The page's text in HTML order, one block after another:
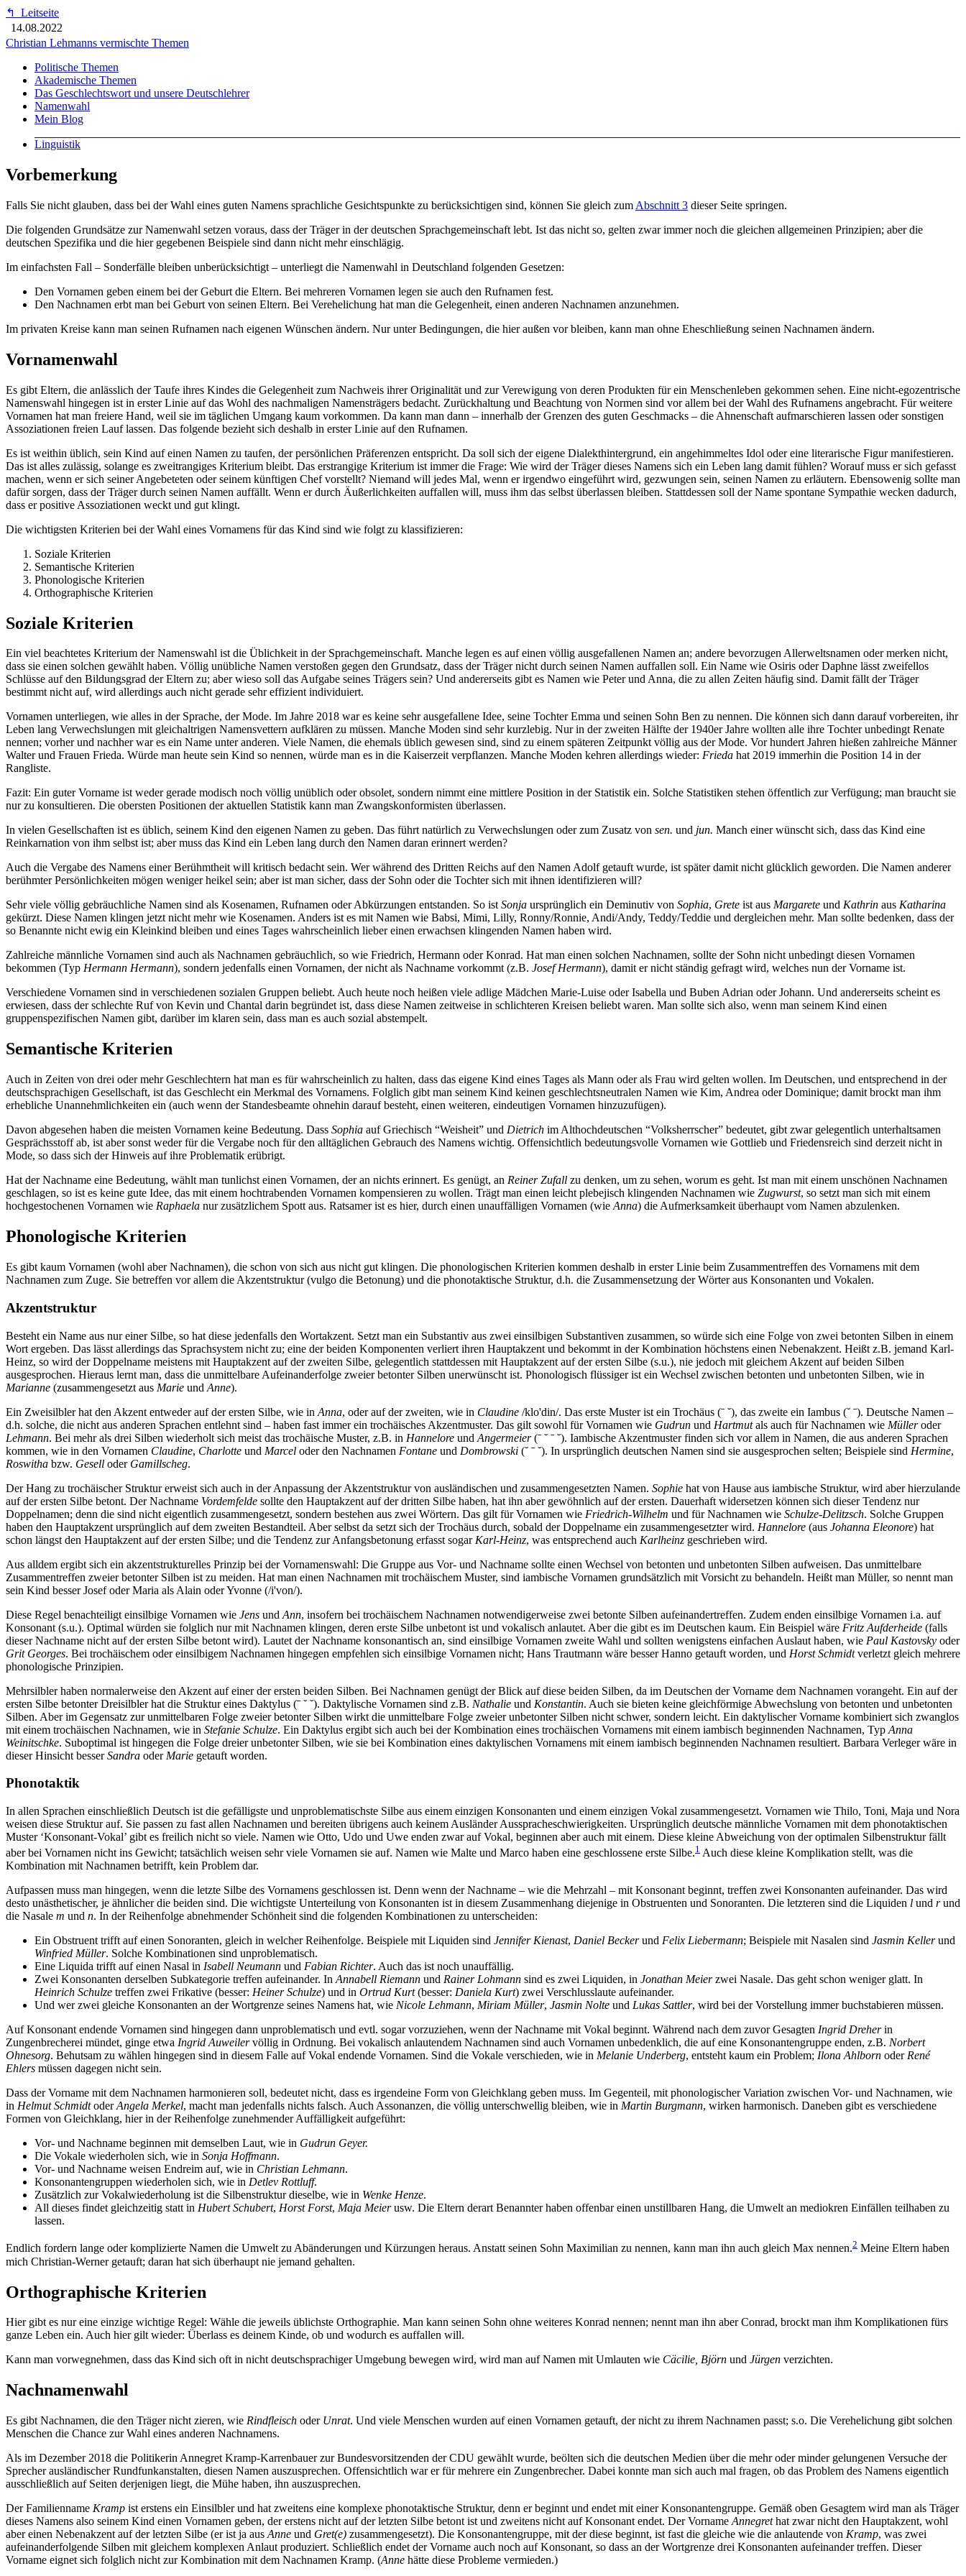
↰
Leitseite
14.08.2022
Christian Lehmanns vermischte Themen
Politische Themen
Akademische Themen
Das Geschlechtswort und unsere Deutschlehrer
Namenwahl
Mein Blog
Linguistik
Vorbemerkung
Falls Sie nicht glauben, dass bei der Wahl eines guten Namens sprachliche Gesichtspunkte zu berücksichtigen sind, können Sie gleich zum Abschnitt 3 dieser Seite springen.
Die folgenden Grundsätze zur Namenwahl setzen voraus, dass der Träger in der deutschen Sprachgemeinschaft lebt. Ist das nicht so, gelten zwar immer noch die gleichen allgemeinen Prinzipien; aber die
deutschen Spezifika und die hier gegebenen Beispiele sind dann nicht mehr einschlägig.
Im einfachsten Fall – Sonderfälle bleiben unberücksichtigt – unterliegt die Namenwahl in Deutschland folgenden Gesetzen:
Den Vornamen geben einem bei der Geburt die Eltern. Bei mehreren Vornamen legen sie auch den Rufnamen fest.
Den Nachnamen erbt man bei Geburt von seinen Eltern. Bei Verehelichung hat man die Gelegenheit, einen anderen Nachnamen anzunehmen.
Im privaten Kreise kann man seinen Rufnamen nach eigenen Wünschen ändern. Nur unter Bedingungen, die hier außen vor bleiben, kann man ohne Eheschließung seinen Nachnamen ändern.
Vornamenwahl
Es gibt Eltern, die anlässlich der Taufe ihres Kindes die Gelegenheit zum Nachweis ihrer Originalität und zur Verewigung von deren Produkten für ein Menschenleben gekommen sehen. Eine nicht-egozentrische
Namenswahl hingegen ist in erster Linie auf das Wohl des nachmaligen Namensträgers bedacht. Zurückhaltung und Beachtung von Normen sind vor allem bei der Wahl des Rufnamens angebracht. Für weitere
Vornamen hat man freiere Hand, weil sie im täglichen Umgang kaum vorkommen. Da kann man dann – innerhalb der Grenzen des guten Geschmacks – die Ahnenschaft aufmarschieren lassen oder sonstigen
Assoziationen freien Lauf lassen. Das folgende bezieht sich deshalb in erster Linie auf den Rufnamen.
Es ist weithin üblich, sein Kind auf einen Namen zu taufen, der persönlichen Präferenzen entspricht. Da soll sich der eigene Dialekthintergrund, ein angehimmeltes Idol oder eine literarische Figur manifestieren.
Das ist alles zulässig, solange es zweitrangiges Kriterium bleibt. Das erstrangige Kriterium ist immer die Frage: Wie wird der Träger dieses Namens sich ein Leben lang damit fühlen? Worauf muss er sich gefasst
machen, wenn er sich seiner Angebeteten oder seinem künftigen Chef vorstellt? Niemand will jedes Mal, wenn er irgendwo eingeführt wird, gezwungen sein, seinen Namen zu erläutern. Ebensowenig sollte man
dafür sorgen, dass der Träger durch seinen Namen auffällt. Wenn er durch Äußerlichkeiten auffallen will, muss ihm das selbst überlassen bleiben. Stattdessen soll der Name spontane Sympathie wecken dadurch,
dass er positive Assoziationen weckt und gut klingt.
Die wichtigsten Kriterien bei der Wahl eines Vornamens für das Kind sind wie folgt zu klassifizieren:
Soziale Kriterien
Semantische Kriterien
Phonologische Kriterien
Orthographische Kriterien
Soziale Kriterien
Ein viel beachtetes Kriterium der Namenswahl ist die Üblichkeit in der Sprachgemeinschaft. Manche legen es auf einen völlig ausgefallenen Namen an; andere bevorzugen Allerweltsnamen oder merken nicht,
dass sie einen solchen gewählt haben. Völlig unübliche Namen verstoßen gegen den Grundsatz, dass der Träger nicht durch seinen Namen auffallen soll. Ein Name wie Osiris oder Daphne lässt zweifellos
Schlüsse auf den Bildungsgrad der Eltern zu; aber wieso soll das Aufgabe seines Trägers sein? Und andererseits gibt es Namen wie Peter und Anna, die zu allen Zeiten häufig sind. Damit fällt der Träger
bestimmt nicht auf, wird allerdings auch nicht gerade sehr effizient individuiert.
Vornamen unterliegen, wie alles in der Sprache, der Mode. Im Jahre 2018 war es keine sehr ausgefallene Idee, seine Tochter Emma und seinen Sohn Ben zu nennen. Die können sich dann darauf vorbereiten, ihr
Leben lang Verwechslungen mit gleichaltrigen Namensvettern aufklären zu müssen. Manche Moden sind sehr kurzlebig. Nur in der zweiten Hälfte der 1940er Jahre wollten alle ihre Tochter unbedingt Renate
nennen; vorher und nachher war es ein Name unter anderen. Viele Namen, die ehemals üblich gewesen sind, sind zu einem späteren Zeitpunkt völlig aus der Mode. Vor hundert Jahren hießen zahlreiche Männer
Walter und Frauen Frieda. Würde man heute sein Kind so nennen, würde man es in die Kaiserzeit verpflanzen. Manche Moden kehren allerdings wieder: Frieda hat 2019 immerhin die Position 14 in der
Rangliste.
Fazit: Ein guter Vorname ist weder gerade modisch noch völlig unüblich oder obsolet, sondern nimmt eine mittlere Position in der Statistik ein. Solche Statistiken stehen öffentlich zur Verfügung; man braucht sie
nur zu konsultieren. Die obersten Positionen der aktuellen Statistik kann man Zwangskonformisten überlassen.
In vielen Gesellschaften ist es üblich, seinem Kind den eigenen Namen zu geben. Das führt natürlich zu Verwechslungen oder zum Zusatz von sen. und jun. Manch einer wünscht sich, dass das Kind eine
Reinkarnation von ihm selbst ist; aber muss das Kind ein Leben lang durch den Namen daran erinnert werden?
Auch die Vergabe des Namens einer Berühmtheit will kritisch bedacht sein. Wer während des Dritten Reichs auf den Namen Adolf getauft wurde, ist später damit nicht glücklich geworden. Die Namen anderer
berühmter Persönlichkeiten mögen weniger heikel sein; aber ist man sicher, dass der Sohn oder die Tochter sich mit ihnen identifizieren will?
Sehr viele völlig gebräuchliche Namen sind als Kosenamen, Rufnamen oder Abkürzungen entstanden. So istSonja ursprünglich ein Deminutiv von Sophia, Grete ist aus Margarete und Kathrin aus Katharina
gekürzt. Diese Namen klingen jetzt nicht mehr wie Kosenamen. Anders ist es mit Namen wie Babsi, Mimi, Lilly, Ronny/Ronnie, Andi/Andy, Teddy/Teddie und dergleichen mehr. Man sollte bedenken, dass der
so Benannte nicht ewig ein Kleinkind bleiben und eines Tages wahrscheinlich lieber einen erwachsen klingenden Namen haben wird.
Zahlreiche männliche Vornamen sind auch als Nachnamen gebräuchlich, so wie Friedrich, Hermann oder Konrad. Hat man einen solchen Nachnamen, sollte der Sohn nicht unbedingt diesen Vornamen
bekommen (Typ Hermann Hermann), sondern jedenfalls einen Vornamen, der nicht als Nachname vorkommt (z.B. Josef Hermann), damit er nicht ständig gefragt wird, welches nun der Vorname ist.
Verschiedene Vornamen sind in verschiedenen sozialen Gruppen beliebt. Auch heute noch heißen viele adlige Mädchen Marie-Luise oder Isabella und Buben Adrian oder Johann. Und andererseits scheint es
erwiesen, dass der schlechte Ruf von Kevin und Chantal darin begründet ist, dass diese Namen zeitweise in schlichteren Kreisen beliebt waren. Man sollte sich also, wenn man seinem Kind einen
gruppenspezifischen Namen gibt, darüber im klaren sein, dass man es auch sozial abstempelt.
Semantische Kriterien
Auch in Zeiten von drei oder mehr Geschlechtern hat man es für wahrscheinlich zu halten, dass das eigene Kind eines Tages als Mann oder als Frau wird gelten wollen. Im Deutschen, und entsprechend in der
deutschsprachigen Gesellschaft, ist das Geschlecht ein Merkmal des Vornamens. Folglich gibt man seinem Kind keinen geschlechtsneutralen Namen wie Kim, Andrea oder Dominique; damit brockt man ihm
erhebliche Unannehmlichkeiten ein (auch wenn der Standesbeamte ohnehin darauf besteht, einen weiteren, eindeutigen Vornamen hinzuzufügen).
Davon abgesehen haben die meisten Vornamen keine Bedeutung. Dass Sophia auf Griechisch “Weisheit” und Dietrich im Althochdeutschen “Volksherrscher” bedeutet, gibt zwar gelegentlich unterhaltsamen
Gesprächsstoff ab, ist aber sonst weder für die Vergabe noch für den alltäglichen Gebrauch des Namens wichtig. Offensichtlich bedeutungsvolle Vornamen wie Gottlieb und Friedensreich sind derzeit nicht in
Mode, so dass sich der Hinweis auf ihre Problematik erübrigt.
Hat der Nachname eine Bedeutung, wählt man tunlichst einen Vornamen, der an nichts erinnert. Es genügt, an Reiner Zufall zu denken, um zu sehen, worum es geht. Ist man mit einem unschönen Nachnamen
geschlagen, so ist es keine gute Idee, das mit einem hochtrabenden Vornamen kompensieren zu wollen. Trägt man einen leicht plebejisch klingenden Nachnamen wie Zugwurst, so setzt man sich mit einem
hochgestochenen Vornamen wie Raphaela nur zusätzlichem Spott aus. Ratsamer ist es hier, durch einen unauffälligen Vornamen (wie Anna) die Aufmerksamkeit überhaupt vom Namen abzulenken.
Phonologische Kriterien
Es gibt kaum Vornamen (wohl aber Nachnamen), die schon von sich aus nicht gut klingen. Die phonologischen Kriterien kommen deshalb in erster Linie beim Zusammentreffen des Vornamens mit dem
Nachnamen zum Zuge. Sie betreffen vor allem die Akzentstruktur (vulgo die Betonung) und die phonotaktische Struktur, d.h. die Zusammensetzung der Wörter aus Konsonanten und Vokalen.
Akzentstruktur
Besteht ein Name aus nur einer Silbe, so hat diese jedenfalls den Wortakzent. Setzt man ein Substantiv aus zwei einsilbigen Substantiven zusammen, so würde sich eine Folge von zwei betonten Silben in einem
Wort ergeben. Das lässt allerdings das Sprachsystem nicht zu; eine der beiden Komponenten verliert ihren Hauptakzent und bekommt in der Kombination höchstens einen Nebenakzent. Heißt z.B. jemand Karl-
Heinz, so wird der Doppelname meistens mit Hauptakzent auf der zweiten Silbe, gelegentlich stattdessen mit Hauptakzent auf der ersten Silbe (s.u.), nie jedoch mit gleichem Akzent auf beiden Silben
ausgesprochen. Hieraus lernt man, dass die unmittelbare Aufeinanderfolge zweier betonter Silben unerwünscht ist. Phonologisch flüssiger ist ein Wechsel zwischen betonten und unbetonten Silben, wie in
Marianne (zusammengesetzt aus Marie und Anne).
Ein Zweisilbler hat den Akzent entweder auf der ersten Silbe, wie in Anna, oder auf der zweiten, wie in Claudine /klo'din/. Das erste Muster ist ein Trochäus (ˉ ˘), das zweite ein Iambus (˘ ˉ). Deutsche Namen –
d.h. solche, die nicht aus anderen Sprachen entlehnt sind – haben fast immer ein trochäisches Akzentmuster. Das gilt sowohl für Vornamen wie Gudrun und Hartmutals auch für Nachnamen wie Mülleroder
Lehmann. Bei mehr als drei Silben wiederholt sich meist das trochäische Muster, z.B. in Hannelore und Angermeier(ˉ ˘ ˉ ˘). Iambische Akzentmuster finden sich vor allem in Namen, die aus anderen Sprachen
kommen, wie in den Vornamen Claudine, Charlotte und Marcel oder den Nachnamen Fontane und Dombrowski (˘ ˉ ˘). In ursprünglich deutschen Namen sind sie ausgesprochen selten; Beispiele sind Hermine,
Roswitha bzw. Gesell oder Gamillscheg.
Der Hang zu trochäischer Struktur erweist sich auch in der Anpassung der Akzentstruktur von ausländischen und zusammengesetzten Namen. Sophie hat von Hause aus iambische Struktur, wird aber hierzulande
auf der ersten Silbe betont. Der Nachname Vordemfelde sollte den Hauptakzent auf der dritten Silbe haben, hat ihn aber gewöhnlich auf der ersten. Dauerhaft widersetzen können sich dieser Tendenz nur
Doppelnamen; denn die sind nicht eigentlich zusammengesetzt, sondern bestehen aus zwei Wörtern. Das gilt für Vornamen wie Friedrich-Wilhelm und für Nachnamen wie Schulze-Delitzsch. Solche Gruppen
haben den Hauptakzent ursprünglich auf dem zweiten Bestandteil. Aber selbst da setzt sich der Trochäus durch, sobald der Doppelname ein zusammengesetzter wird. Hannelore (aus Johanna Eleonore) hat
schon längst den Hauptakzent auf der ersten Silbe; und die Tendenz zur Anfangsbetonung erfasst sogar Karl-Heinz, was entsprechend auch Karlheinz geschrieben wird.
Aus alldem ergibt sich ein akzentstrukturelles Prinzip bei der Vornamenswahl: Die Gruppe aus Vor- und Nachname sollte einen Wechsel von betonten und unbetonten Silben aufweisen. Das unmittelbare
Zusammentreffen zweier betonter Silben ist zu meiden. Hat man einen Nachnamen mit trochäischem Muster, sind iambische Vornamen grundsätzlich mit Vorsicht zu behandeln. Heißt man Müller, so nennt man
sein Kind besser Josef oder Maria als Alain oder Yvonne (/i'von/).
Diese Regel benachteiligt einsilbige Vornamen wie Jens und Ann, insofern bei trochäischem Nachnamen notwendigerweise zwei betonte Silben aufeinandertreffen. Zudem enden einsilbige Vornamen i.a. auf
Konsonant (s.u.). Optimal würden sie folglich nur mit Nachnamen klingen, deren erste Silbe unbetont ist und vokalisch anlautet. Aber die gibt es im Deutschen kaum. Ein Beispiel wäre Fritz Aufderheide (falls
dieser Nachname nicht auf der ersten Silbe betont wird). Lautet der Nachname konsonantisch an, sind einsilbige Vornamen zweite Wahl und sollten wenigstens einfachen Auslaut haben, wie Paul Kastovsky oder
Grit Georges. Bei trochäischem oder einsilbigem Nachnamen hingegen empfehlen sich einsilbige Vornamen nicht; Hans Trautmann wäre besser Hanno getauft worden, und Horst Schmidtverletzt gleich mehrere
phonologische Prinzipien.
Mehrsilbler haben normalerweise den Akzent auf einer der ersten beiden Silben. Bei Nachnamen genügt der Blick auf diese beiden Silben, da im Deutschen der Vorname dem Nachnamen vorangeht. Ein auf der
ersten Silbe betonter Dreisilbler hat die Struktur eines Daktylus (ˉ ˘ ˘). Daktylische Vornamen sind z.B. Nathalie und Konstantin. Auch sie bieten keine gleichförmige Abwechslung von betonten und unbetonten
Silben. Aber im Gegensatz zur unmittelbaren Folge zweier betonter Silben wirkt die unmittelbare Folge zweier unbetonter Silben nicht schwer, sondern leicht. Ein daktylischer Vorname kombiniert sich zwanglos
mit einem trochäischen Nachnamen, wie in Stefanie Schulze. Ein Daktylus ergibt sich auch bei der Kombination eines trochäischen Vornamens mit einem iambisch beginnenden Nachnamen, Typ Anna
Weinitschke. Suboptimal ist hingegen die Folge dreier unbetonter Silben, wie sie bei Kombination eines daktylischen Vornamens mit einem iambisch beginnenden Nachnamen resultiert. Barbara Verlegerwäre in
dieser Hinsicht besserSandra oder Marie getauft worden.
Phonotaktik
In allen Sprachen einschließlich Deutsch ist die gefälligste und unproblematischste Silbe aus einem einzigen Konsonanten und einem einzigen Vokal zusammengesetzt. Vornamen wie Thilo, Toni, Maja und Nora
weisen diese Struktur auf. Sie passen zu fast allen Nachnamen und bereiten übrigens auch keinem Ausländer Ausspracheschwierigkeiten. Ursprünglich deutsche männliche Vornamen mit dem phonotaktischen
Muster ‘Konsonant-Vokal’ gibt es freilich nicht so viele. Namen wie Otto, Udo und Uwe enden zwar auf Vokal, beginnen aber auch mit einem. Diese kleine Abweichung von der optimalen Silbenstruktur fällt
aber bei Vornamen nicht ins Gewicht; tatsächlich weisen sehr viele Vornamen sie auf. Namen wie Malte und Marco haben eine geschlossene erste Silbe.1 Auch diese kleine Komplikation stellt, was die
Kombination mit Nachnamen betrifft, kein Problem dar.
Aufpassen muss man hingegen, wenn die letzte Silbe des Vornamens geschlossen ist. Denn wenn der Nachname – wie die Mehrzahl – mit Konsonant beginnt, treffen zwei Konsonanten aufeinander. Das wird
desto unästhetischer, je ähnlicher die beiden sind. Die wichtigste Unterteilung von Konsonanten ist in diesem Zusammenhang diejenige in Obstruenten und Sonoranten. Die letzteren sind die Liquiden l und rund
die Nasale m und n. In der Reihenfolge abnehmender Schönheit sind die folgenden Kombinationen zu unterscheiden:
Ein Obstruent trifft auf einen Sonoranten, gleich in welcher Reihenfolge. Beispiele mit Liquiden sind Jennifer Kienast, Daniel Beckerund Felix Liebermann; Beispiele mit Nasalen sind Jasmin Kellerund
Winfried Müller. Solche Kombinationen sind unproblematisch.
Eine Liquida trifft auf einen Nasal in Isabell Neumann und Fabian Richter. Auch das ist noch unauffällig.
Zwei Konsonanten derselben Subkategorie treffen aufeinander. In Annabell Riemann und Rainer Lohmann sind es zwei Liquiden, in Jonathan Meierzwei Nasale. Das geht schon weniger glatt. In
Heinrich Schulze treffen zwei Frikative (besser: Heiner Schulze) und in Ortrud Kurt(besser: Daniela Kurt) zwei Verschlusslaute aufeinander.
Und wer zwei gleiche Konsonanten an der Wortgrenze seines Namens hat, wie Nicole Lehmann, Miriam Müller, Jasmin Nolte und Lukas Sattler, wird bei der Vorstellung immer buchstabieren müssen.
Auf Konsonant endende Vornamen sind hingegen dann unproblematisch und evtl. sogar vorzuziehen, wenn der Nachname mit Vokal beginnt. Während nach dem zuvor Gesagten Ingrid Dreherin
Zungenbrecherei mündet, ginge etwa Ingrid Auweilervöllig in Ordnung. Bei vokalisch anlautendem Nachnamen sind auch Vornamen unbedenklich, die auf eine Konsonantengruppe enden, z.B. Norbert
Ohnesorg. Behutsam zu wählen hingegen sind in diesem Falle auf Vokal endende Vornamen. Sind die Vokale verschieden, wie in Melanie Underberg, entsteht kaum ein Problem; Ilona Ahlborn oder René
Ehlers müssen dagegen nicht sein.
Dass der Vorname mit dem Nachnamen harmonieren soll, bedeutet nicht, dass es irgendeine Form von Gleichklang geben muss. Im Gegenteil, mit phonologischer Variation zwischen Vor- und Nachnamen, wie
in Helmut SchmidtoderAngela Merkel, macht man jedenfalls nichts falsch. Auch Assonanzen, die völlig unterschwellig bleiben, wie in Martin Burgmann, wirken harmonisch. Daneben gibt es verschiedene
Formen von Gleichklang, hier in der Reihenfolge zunehmender Auffälligkeit aufgeführt:
Vor- und Nachname beginnen mit demselben Laut, wie in Gudrun Geyer.
Die Vokale wiederholen sich, wie in Sonja Hoffmann.
Vor- und Nachname weisen Endreim auf, wie in Christian Lehmann.
Konsonantengruppen wiederholen sich, wie in Detlev Rottluff.
Zusätzlich zur Vokalwiederholung ist die Silbenstruktur dieselbe, wie in Wenke Henze.
All dieses findet gleichzeitig statt in Hubert Schubert, Horst Forst, Maja Meierusw. Die Eltern derart Benannter haben offenbar einen unstillbaren Hang, die Umwelt an mediokren Einfällen teilhaben zu
lassen.
Endlich fordern lange oder komplizierte Namen die Umwelt zu Abänderungen und Kürzungen heraus. Anstatt seinen Sohn Maximilian zu nennen, kann man ihn auch gleich Max nennen.2 Meine Eltern haben
mich Christian-Werner getauft; daran hat sich überhaupt nie jemand gehalten.
Orthographische Kriterien
Hier gibt es nur eine einzige wichtige Regel: Wähle die jeweils üblichste Orthographie. Man kann seinen Sohn ohne weiteres Konrad nennen; nennt man ihn aber Conrad, brockt man ihm Komplikationen fürs
ganze Leben ein. Auch hier gilt wieder: Überlass es deinem Kinde, ob und wodurch es auffallen will.
Kann man vorwegnehmen, dass das Kind sich oft in nicht deutschsprachiger Umgebung bewegen wird, wird man auf Namen mit Umlauten wie Cäcilie, Björn und Jürgen verzichten.
Nachnamenwahl
Es gibt Nachnamen, die den Träger nicht zieren, wie Rindfleisch oder Unrat. Und viele Menschen wurden auf einen Vornamen getauft, der nicht zu ihrem Nachnamen passt; s.o. Die Verehelichung gibt solchen
Menschen die Chance zur Wahl eines anderen Nachnamens.
Als im Dezember 2018 die Politikerin Annegret Kramp-Karrenbauer zur Bundesvorsitzenden der CDU gewählt wurde, beölten sich die deutschen Medien über die mehr oder minder gelungenen Versuche der
Sprecher ausländischer Rundfunkanstalten, diesen Namen auszusprechen. Offensichtlich war er für mehrere ein Zungenbrecher. Dabei konnte man sich auch mal fragen, ob das Problem des Namens eigentlich
ausschließlich auf Seiten derjenigen liegt, die Mühe haben, ihn auszusprechen.
Der Familienname Kramp ist erstens ein Einsilbler und hat zweitens eine komplexe phonotaktische Struktur, denn er beginnt und endet mit einer Konsonantengruppe. Gemäß oben Gesagtem wird man als Träger
dieses Namens also seinem Kind einen Vornamen geben, der erstens nicht auf der letzten Silbe betont ist und zweitens nicht auf Konsonant endet. Der Vorname Annegrethat zwar nicht den Hauptakzent, wohl
aber einen Nebenakzent auf der letzten Silbe (er ist ja aus Anne und Gret(e) zusammengesetzt). Die Konsonantengruppe, mit der diese beginnt, ist fast die gleiche wie die anlautende von Kramp, was zwei
aufeinanderfolgende Silben mit gleichem komplexen Anlaut produziert. Schließlich endet der Vorname auch noch auf Konsonant, so dass an der Wortgrenze drei Konsonanten aufeinander treffen. Dieser
Vorname eignet sich folglich nicht zur Kombination mit dem Nachnamen Kramp. (Anne hätte diese Probleme vermieden.)